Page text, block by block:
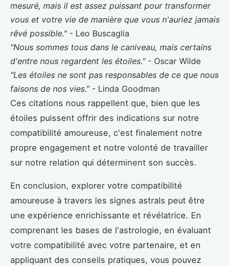
mesuré, mais il est assez puissant pour transformer
vous et votre vie de manière que vous n'auriez jamais
rêvé possible."- Leo Buscaglia
"Nous sommes tous dans le caniveau, mais certains
d'entre nous regardent les étoiles."- Oscar Wilde
"Les étoiles ne sont pas responsables de ce que nous
faisons de nos vies."- Linda Goodman
Ces citations nous rappellent que, bien que les
étoiles puissent offrir des indications sur notre
compatibilité amoureuse, c'est finalement notre
propre engagement et notre volonté de travailler
sur notre relation qui déterminent son succès.
En conclusion, explorer votre compatibilité
amoureuse à travers les signes astrals peut être
une expérience enrichissante et révélatrice. En
comprenant les bases de l'astrologie, en évaluant
votre compatibilité avec votre partenaire, et en
appliquant des conseils pratiques, vous pouvez